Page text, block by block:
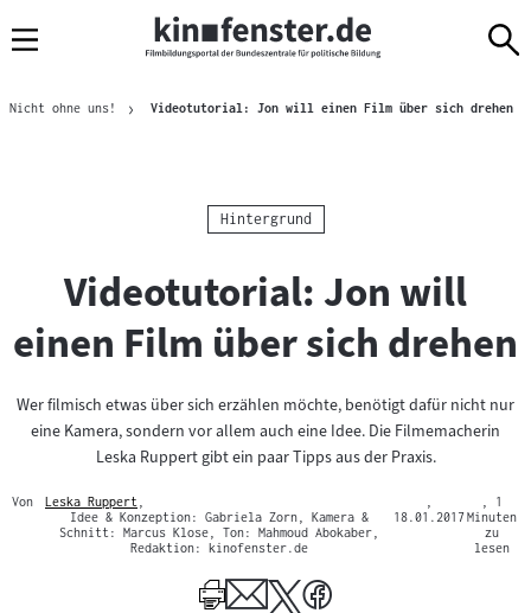
Navigation
zum
zur
amBrotkrümelnavigation
Nicht ohne uns! Videotutorial: Jon will einen Film über sich drehen
Kategorie:
Hintergrund
Videotutorial: Jon will
einen Film über sich drehen
Wer filmisch etwas über sich erzählen möchte, benötigt dafür nicht nur
eine Kamera, sondern vor allem auch eine Idee. Die Filmemacherin
Leska Ruppert gibt ein paar Tipps aus der Praxis.
Von
Leska Ruppert
Mehr
zum
Author
Idee & Konzeption: Gabriela Zorn, Kamera &
Schnitt: Marcus Klose, Ton: Mahmoud Abokaber,
Redaktion: kinofenster.de
18.01.2017
, 1
Minuten
zu
lesen